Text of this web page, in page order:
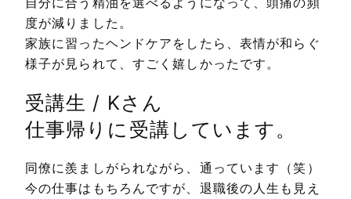
度が減りました。
家族に習ったヘンドケアをしたら、表情が和らぐ
様子が見られて、すごく嬉しかったです。
受講生 / Kさん
仕事帰りに受講しています。
同僚に羨ましがられながら、通っています（笑）
今の仕事はもちろんですが、退職後の人生も見え